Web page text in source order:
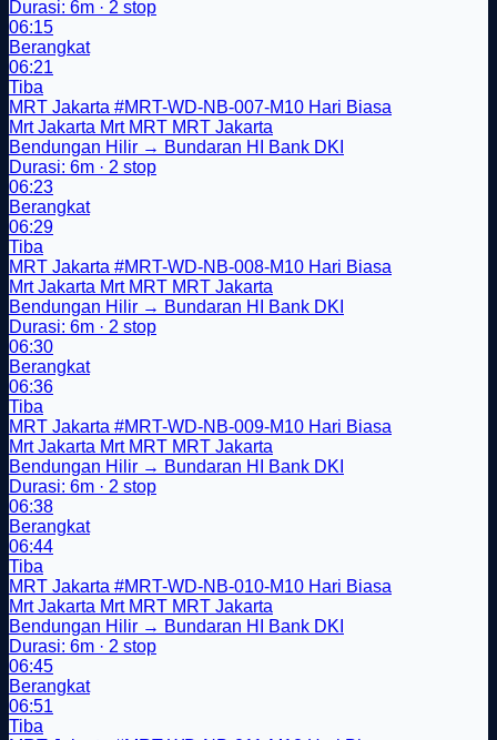
Durasi: 6m · 2 stop
06:15
Berangkat
06:21
Tiba
MRT Jakarta #MRT-WD-NB-007-M10 Hari Biasa
Mrt Jakarta Mrt MRT MRT Jakarta
Bendungan Hilir → Bundaran HI Bank DKI
Durasi: 6m · 2 stop
06:23
Berangkat
06:29
Tiba
MRT Jakarta #MRT-WD-NB-008-M10 Hari Biasa
Mrt Jakarta Mrt MRT MRT Jakarta
Bendungan Hilir → Bundaran HI Bank DKI
Durasi: 6m · 2 stop
06:30
Berangkat
06:36
Tiba
MRT Jakarta #MRT-WD-NB-009-M10 Hari Biasa
Mrt Jakarta Mrt MRT MRT Jakarta
Bendungan Hilir → Bundaran HI Bank DKI
Durasi: 6m · 2 stop
06:38
Berangkat
06:44
Tiba
MRT Jakarta #MRT-WD-NB-010-M10 Hari Biasa
Mrt Jakarta Mrt MRT MRT Jakarta
Bendungan Hilir → Bundaran HI Bank DKI
Durasi: 6m · 2 stop
06:45
Berangkat
06:51
Tiba